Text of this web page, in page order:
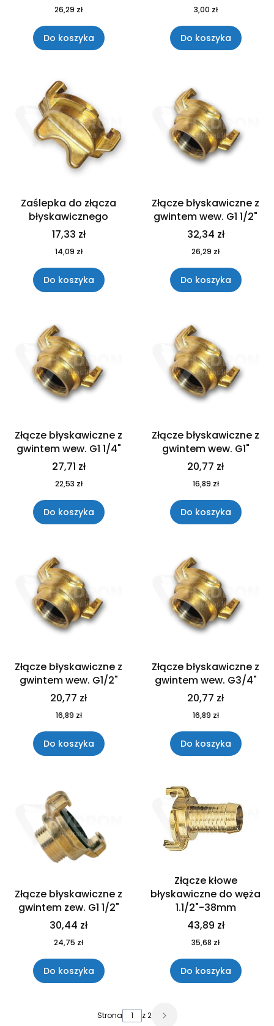
26,29 zł
Do koszyka
3,00 zł
Do koszyka
Zaślepka do złącza
błyskawicznego
17,33 zł
14,09 zł
Do koszyka
Złącze błyskawiczne z
gwintem wew. G1 1/2"
32,34 zł
26,29 zł
Do koszyka
Złącze błyskawiczne z
gwintem wew. G1 1/4"
27,71 zł
22,53 zł
Do koszyka
Złącze błyskawiczne z
gwintem wew. G1"
20,77 zł
16,89 zł
Do koszyka
Złącze błyskawiczne z
gwintem wew. G1/2"
20,77 zł
16,89 zł
Do koszyka
Złącze błyskawiczne z
gwintem wew. G3/4"
20,77 zł
16,89 zł
Do koszyka
Złącze błyskawiczne z
gwintem zew. G1 1/2"
30,44 zł
24,75 zł
Do koszyka
Złącze kłowe
błyskawiczne do węża
1.1/2"-38mm
43,89 zł
35,68 zł
Do koszyka
Strona z 2